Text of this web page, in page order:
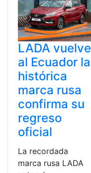
LADA vuelve
al Ecuador la
histórica
marca rusa
confirma su
regreso
oficial
La recordada
marca rusa LADA